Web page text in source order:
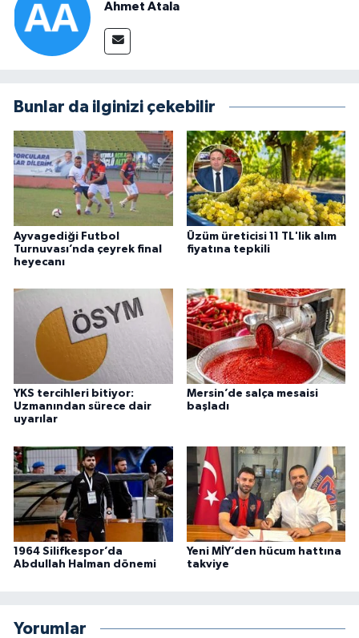
Ahmet Atala
Bunlar da ilginizi çekebilir
Ayvagediği Futbol
Turnuvası’nda çeyrek final
heyecanı
Üzüm üreticisi 11 TL'lik alım
fiyatına tepkili
YKS tercihleri bitiyor:
Uzmanından sürece dair
uyarılar
Mersin’de salça mesaisi
başladı
1964 Silifkespor’da
Abdullah Halman dönemi
Yeni MİY’den hücum hattına
takviye
Yorumlar